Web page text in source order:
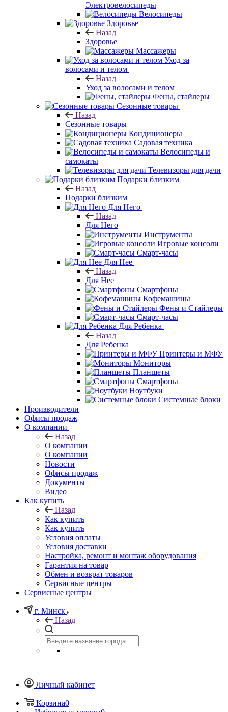
Электровелосипеды
Велосипеды
Здоровье
Назад
Здоровье
Массажеры
Уход за
волосами и телом
Назад
Уход за волосами и телом
Фены, стайлеры
Сезонные товары
Назад
Сезонные товары
Кондиционеры
Садовая техника
Велосипеды и
самокаты
Телевизоры для дачи
Подарки близким
Назад
Подарки близким
Для Него
Назад
Для Него
Инструменты
Игровые консоли
Смарт-часы
Для Нее
Назад
Для Нее
Смартфоны
Кофемашины
Фены и Стайлеры
Смарт-часы
Для Ребенка
Назад
Для Ребенка
Принтеры и МФУ
Мониторы
Планшеты
Смартфоны
Ноутбуки
Системные блоки
Производители
Офисы продаж
О компании
Назад
О компании
О компании
Новости
Офисы продаж
Документы
Видео
Как купить
Назад
Как купить
Как купить
Условия оплаты
Условия доставки
Настройка, ремонт и монтаж оборудования
Гарантия на товар
Обмен и возврат товаров
Сервисные центры
Сервисные центры
г. Минск
Назад
Личный кабинет
Корзина0